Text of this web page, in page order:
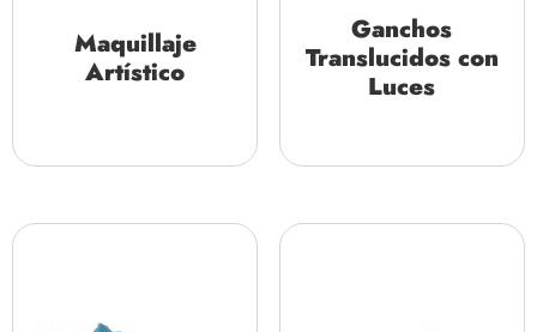
Maquillaje
Artístico
Ganchos
Translucidos con
Luces